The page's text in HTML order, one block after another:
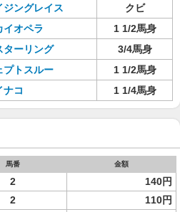
ジングレイス
クビ
イオペラ
1 1/2馬身
ターリング
3/4馬身
プトスルー
1 1/2馬身
ナコ 1 1/4馬身
馬番 金額
2 140円
2
110円